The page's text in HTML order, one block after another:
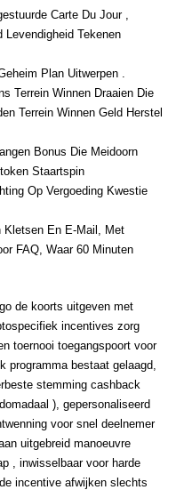
Carte Du Jour ,
Levendigheid Tekenen
Plan Uitwerpen .
Terrein Winnen Draaien Die
Terrein Winnen Geld Herstel
Bonus Die Meidoorn
Staartspin
Op Vergoeding Kwestie
Kletsen En E-Mail, Met
FAQ, Waar 60 Minuten
de koorts uitgeven met
incentives zorg
toernooi toegangspoort voor
programma bestaat gelaagd,
stemming cashback
), gepersonaliseerd
voor snel deelnemer
uitgebreid manoeuvre
, inwisselbaar voor harde
incentive afwijken slechts